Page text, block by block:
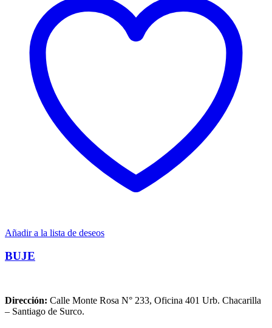
Añadir a la lista de deseos
BUJE
Dirección: Calle Monte Rosa N° 233, Oficina 401 Urb. Chacarilla
– Santiago de Surco.